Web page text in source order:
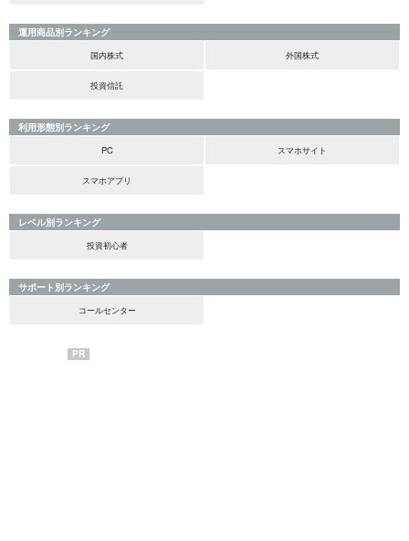
運用商品別ランキング
国内株式
外国株式
投資信託
利用形態別ランキング
PC
スマホサイト
スマホアプリ
レベル別ランキング
投資初心者
サポート別ランキング
コールセンター
PR